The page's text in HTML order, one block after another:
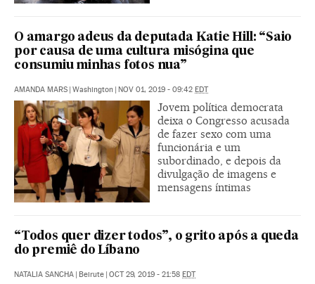
O amargo adeus da deputada Katie Hill: “Saio
por causa de uma cultura misógina que
consumiu minhas fotos nua”
AMANDA MARS | Washington | NOV 01, 2019 - 09:42 EDT
Jovem política democrata
deixa o Congresso acusada
de fazer sexo com uma
funcionária e um
subordinado, e depois da
divulgação de imagens e
mensagens íntimas
“Todos quer dizer todos”, o grito após a queda
do premiê do Líbano
NATALIA SANCHA | Beirute | OCT 29, 2019 - 21:58 EDT